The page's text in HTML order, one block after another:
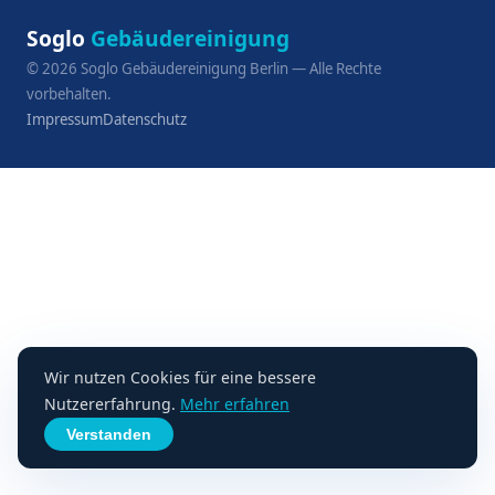
Soglo Gebäudereinigung
©2026 Soglo Gebäudereinigung Berlin — Alle Rechte
vorbehalten.
ImpressumDatenschutz
Wir nutzen Cookies für eine bessere
Nutzererfahrung. Mehr erfahren
Verstanden